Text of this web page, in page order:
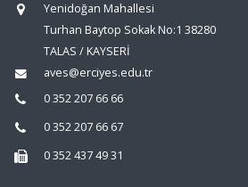
Yenidoğan Mahallesi
Turhan Baytop Sokak No:1 38280
TALAS / KAYSERİ
aves@erciyes.edu.tr
0 352 207 66 66
0 352 207 66 67
0 352 437 49 31